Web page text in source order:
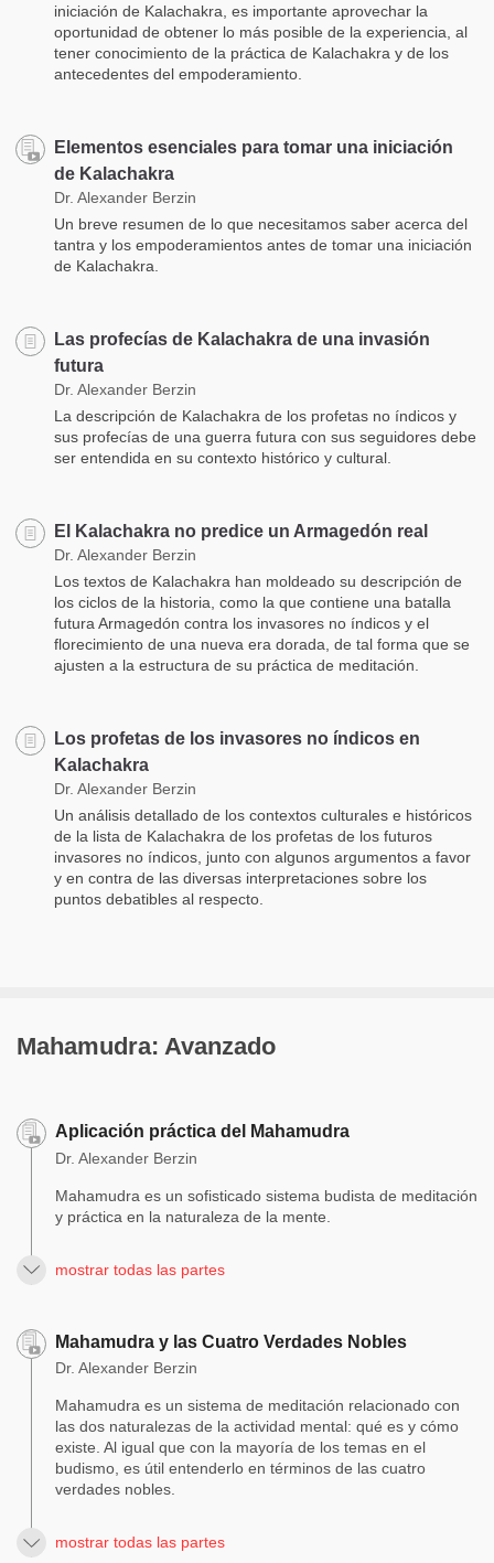
iniciación de Kalachakra, es importante aprovechar la
oportunidad de obtener lo más posible de la experiencia, al
tener conocimiento de la práctica de Kalachakra y de los
antecedentes del empoderamiento.
Elementos esenciales para tomar una iniciación
de Kalachakra
Dr. Alexander Berzin
Un breve resumen de lo que necesitamos saber acerca del
tantra y los empoderamientos antes de tomar una iniciación
de Kalachakra.
Las profecías de Kalachakra de una invasión
futura
Dr. Alexander Berzin
La descripción de Kalachakra de los profetas no índicos y
sus profecías de una guerra futura con sus seguidores debe
ser entendida en su contexto histórico y cultural.
El Kalachakra no predice un Armagedón real
Dr. Alexander Berzin
Los textos de Kalachakra han moldeado su descripción de
los ciclos de la historia, como la que contiene una batalla
futura Armagedón contra los invasores no índicos y el
florecimiento de una nueva era dorada, de tal forma que se
ajusten a la estructura de su práctica de meditación.
Los profetas de los invasores no índicos en
Kalachakra
Dr. Alexander Berzin
Un análisis detallado de los contextos culturales e históricos
de la lista de Kalachakra de los profetas de los futuros
invasores no índicos, junto con algunos argumentos a favor
y en contra de las diversas interpretaciones sobre los
puntos debatibles al respecto.
Mahamudra: Avanzado
Aplicación práctica del Mahamudra
Dr. Alexander Berzin
Mahamudra es un sofisticado sistema budista de meditación
y práctica en la naturaleza de la mente.
mostrar todas las partes
Mahamudra y las Cuatro Verdades Nobles
Dr. Alexander Berzin
Mahamudra es un sistema de meditación relacionado con
las dos naturalezas de la actividad mental: qué es y cómo
existe. Al igual que con la mayoría de los temas en el
budismo, es útil entenderlo en términos de las cuatro
verdades nobles.
mostrar todas las partes